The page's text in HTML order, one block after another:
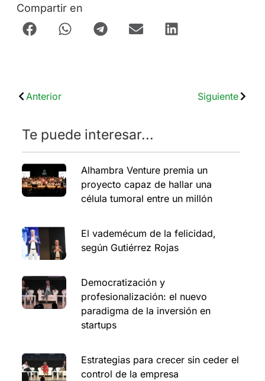
Compartir en
Anterior Siguiente
Te puede interesar...
Alhambra Venture premia un
proyecto capaz de hallar una
célula tumoral entre un millón
El vademécum de la felicidad,
según Gutiérrez Rojas
Democratización y
profesionalización: el nuevo
paradigma de la inversión en
startups
Estrategias para crecer sin ceder el
control de la empresa